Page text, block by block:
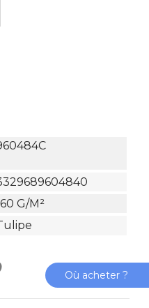
G/m²
Où acheter ?